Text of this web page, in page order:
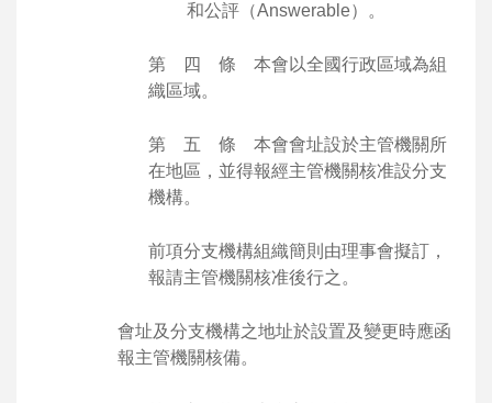
和公評（Answerable）。
第 四 條 本會以全國行政區域為組
織區域。
第 五 條 本會會址設於主管機關所
在地區，並得報經主管機關核准設分支
機構。
前項分支機構組織簡則由理事會擬訂，
報請主管機關核准後行之。
會址及分支機構之地址於設置及變更時應函
報主管機關核備。